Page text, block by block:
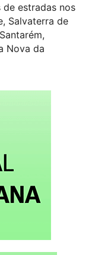
de estradas nos
Salvaterra de
Nova da